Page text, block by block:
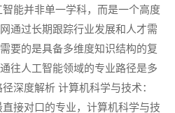
能并非单一学科，而是一个高度
通过长期跟踪行业发展和人才需
要的是具备多维度知识结构的复
往人工智能领域的专业路径是多
深度解析 计算机科学与技术：
接对口的专业，计算机科学与技